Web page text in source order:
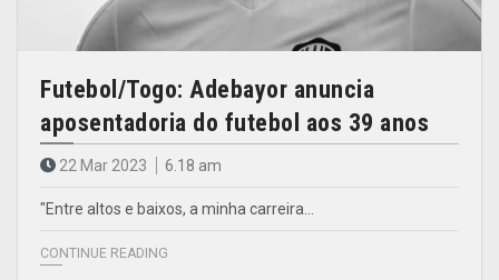
Futebol/Togo: Adebayor anuncia
aposentadoria do futebol aos 39 anos
22 Mar 2023 6.18 am
"Entre altos e baixos, a minha carreira…
CONTINUE READING